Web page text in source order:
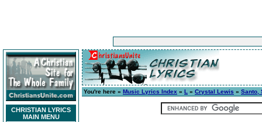
CHRISTIAN LYRICS
MAIN MENU
You're here » Music Lyrics Index » L » Crystal Lewis » Santo,